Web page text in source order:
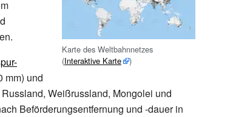
Karte des Weltbahnnetzes
(Interaktive Karte )
mm) und
Weißrussland, Mongolei und
Beförderungsentfernung und -dauer in